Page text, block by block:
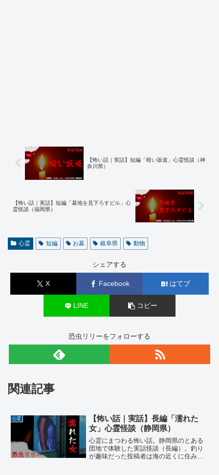
【怖い話｜実話】短編「暗い坂道」心霊怪談（神
奈川県）
【怖い話｜実話】短編「墓地を見下ろすビル」心
霊怪談（福岡県）
心霊 短編 お墓 岐阜県 動物
シェアする
X Facebook はてブ
LINE コピー
恐虫リリーをフォローする
関連記事
心霊
【怖い話｜実話】長編「濡れた
女」心霊怪談（静岡県）
心霊にまつわる怖い話。静岡県のとある
団地で体験した実話怪談（長編）。釣り
が趣味だった投稿者は海の近くに住みた